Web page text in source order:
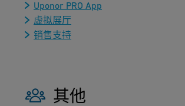
Uponor PRO App
虚拟展厅
销售支持
其他